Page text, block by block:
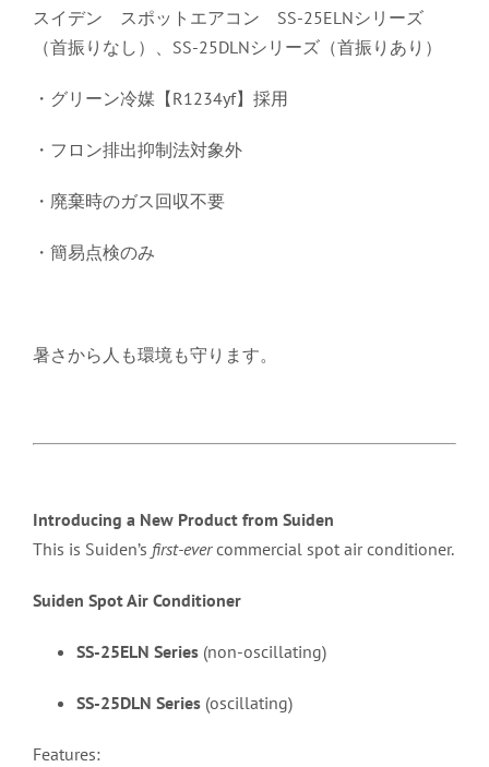
スイデン スポットエアコン SS-25ELNシリーズ
（首振りなし）、SS-25DLNシリーズ（首振りあり）
・グリーン冷媒【R1234yf】採用
・フロン排出抑制法対象外
・廃棄時のガス回収不要
・簡易点検のみ
暑さから人も環境も守ります。
Introducing a New Product from Suiden
This is Suiden’s first-evercommercial spot air conditioner.
Suiden Spot Air Conditioner
SS-25ELN Series (non-oscillating)
SS-25DLN Series (oscillating)
Features: